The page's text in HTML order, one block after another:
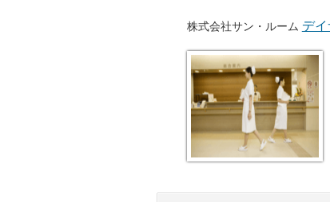
株式会社サン・ルーム デ